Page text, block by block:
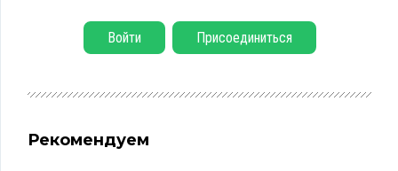
Войти Присоединиться
Рекомендуем